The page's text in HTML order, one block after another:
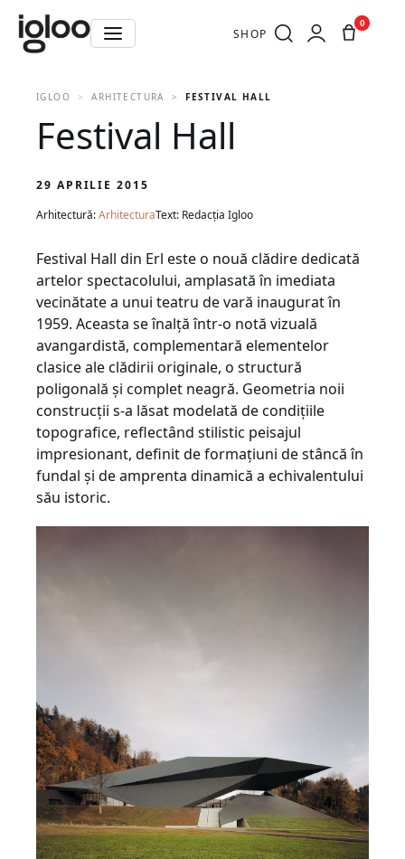
SHOP
0
IGLOO ARHITECTURA FESTIVAL HALL
Festival Hall
29 APRILIE 2015
Arhitectură:ArhitecturaText: Redacția Igloo
Festival Hall din Erl este o nouă clădire dedicată
artelor spectacolului, amplasată în imediata
vecinătate a unui teatru de vară inaugurat în
1959. Aceasta se înalţă într-o notă vizuală
avangardistă, complementară elementelor
clasice ale clădirii originale, o structură
poligonală şi complet neagră. Geometria noii
construcţii s-a lăsat modelată de condiţiile
topografice, reflectând stilistic peisajul
impresionant, definit de formaţiuni de stâncă în
fundal şi de amprenta dinamică a echivalentului
său istoric.